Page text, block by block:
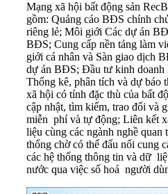
Mạng xã hội bất động sản
gồm: Quảng cáo BĐS chính
riêng lẻ; Môi giới Các dự án
BĐS; Cung cấp nền tảng làm
giới cá nhân và Sàn giao dịch
dự án BĐS; Đầu tư kinh
Thống kê, phân tích và dự báo
xã hội có tính đặc thù của bất
cập nhật, tìm kiếm, trao đổi và
miễn phí và tự động; Liên kết
liệu cùng các ngành nghề
thống chờ có thể đấu nối cung
các hệ thống thông tin và dữ
nước qua việc số hoá người